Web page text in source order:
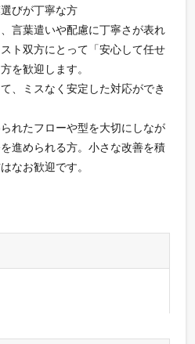
びが丁寧な方
言葉遣いや配慮に丁寧さが表れ
ト双方にとって「安心して任せ
を歓迎します。
、ミスなく安定した対応ができ
れたフローや型を大切にしなが
進められる方。小さな改善を積
なお歓迎です。